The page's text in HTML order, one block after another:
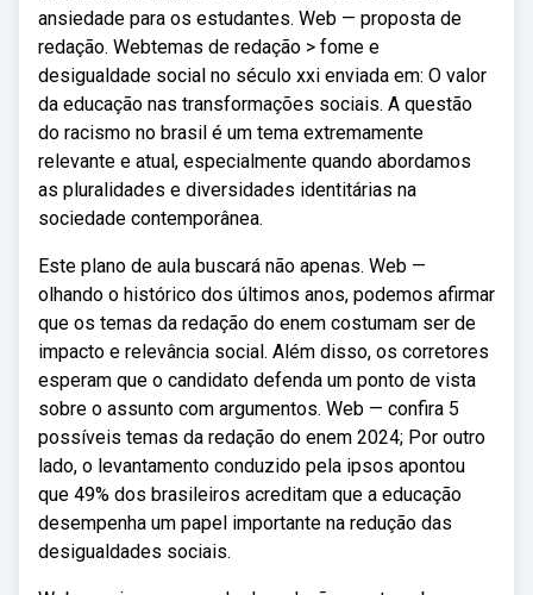
ansiedade para os estudantes. Web — proposta de
redação. Webtemas de redação > fome e
desigualdade social no século xxi enviada em: O valor
da educação nas transformações sociais. A questão
do racismo no brasil é um tema extremamente
relevante e atual, especialmente quando abordamos
as pluralidades e diversidades identitárias na
sociedade contemporânea.
Este plano de aula buscará não apenas. Web —
olhando o histórico dos últimos anos, podemos afirmar
que os temas da redação do enem costumam ser de
impacto e relevância social. Além disso, os corretores
esperam que o candidato defenda um ponto de vista
sobre o assunto com argumentos. Web — confira 5
possíveis temas da redação do enem 2024; Por outro
lado, o levantamento conduzido pela ipsos apontou
que 49% dos brasileiros acreditam que a educação
desempenha um papel importante na redução das
desigualdades sociais.